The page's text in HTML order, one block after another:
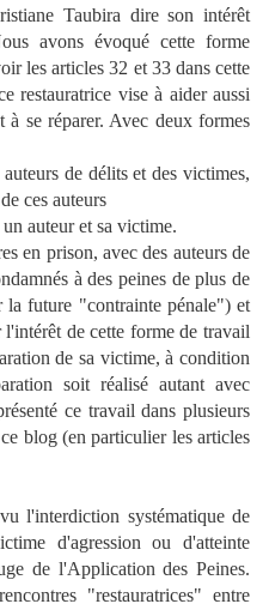
Taubira dire son intérêt
avons évoqué cette forme
les articles 32 et 33 dans cette
restauratrice vise à aider aussi
se réparer. Avec deux formes
de délits et des victimes,
ces auteurs
auteur et sa victime.
en prison, avec des auteurs de
à des peines de plus de
la future "contrainte pénale") et
de cette forme de travail
de sa victime, à condition
soit réalisé autant avec
ce travail dans plusieurs
blog (en particulier les articles
l'interdiction systématique de
d'agression ou d'atteinte
de l'Application des Peines.
"restauratrices" entre